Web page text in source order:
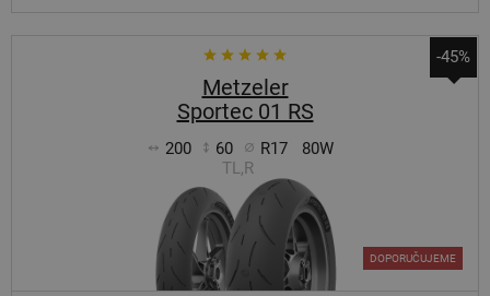
-45%
Metzeler
Sportec 01 RS
200 60 R17
80W
TL,R
DOPORUČUJEME